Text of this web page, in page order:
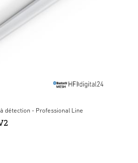
détection - Professional Line